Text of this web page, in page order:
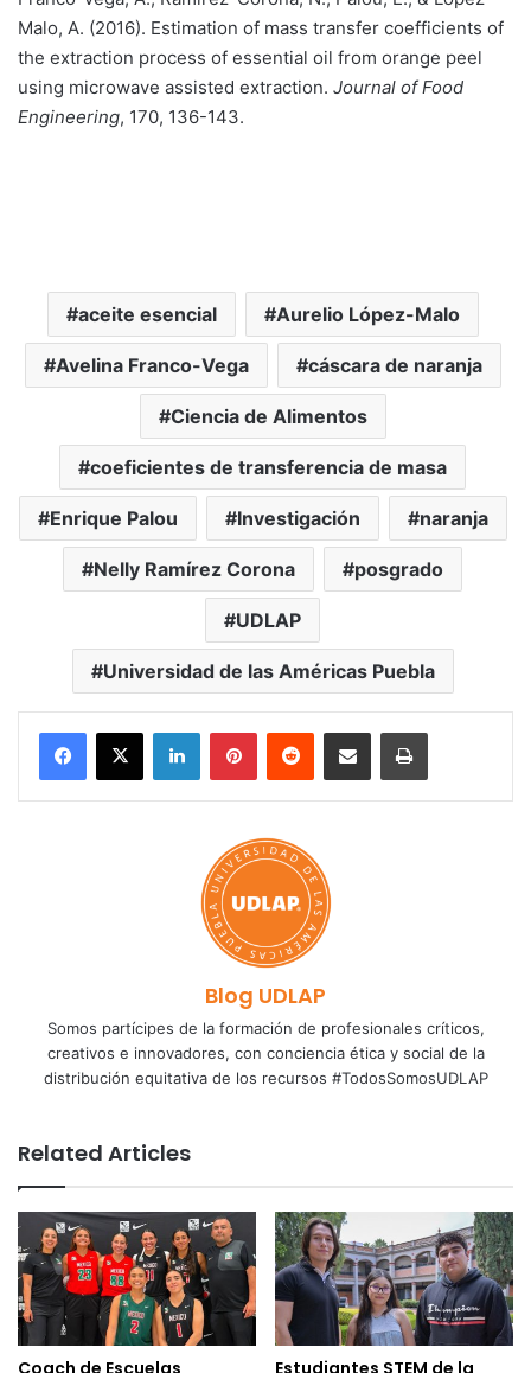
Malo, A. (2016). Estimation of mass transfer coefficients of
the extraction process of essential oil from orange peel
using microwave assisted extraction. Journal of Food
Engineering, 170, 136-143.
aceite esencial Aurelio López-Malo
Avelina Franco-Vega cáscara de naranja
Ciencia de Alimentos
coeficientes de transferencia de masa
Enrique Palou Investigación naranja
Nelly Ramírez Corona posgrado
UDLAP
Universidad de las Américas Puebla
LinkedInPinterestReddit Share via Email Print
Blog UDLAP
Somos partícipes de la formación de profesionales críticos,
creativos e innovadores, con conciencia ética y social de la
distribución equitativa de los recursos #TodosSomosUDLAP
Related Articles